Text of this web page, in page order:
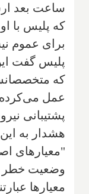
ساعت بعد
که پلیس با
برای عموم
پلیس گفت
که
عمل
پشتیبانی
هشدار به
"معیارهای
وضعیت خطر
معیارها